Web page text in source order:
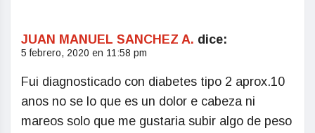
JUAN MANUEL SANCHEZ A. dice:
5 febrero, 2020 en 11:58 pm
Fui diagnosticado con diabetes tipo 2 aprox.10
anos no se lo que es un dolor e cabeza ni
mareos solo que me gustaria subir algo de peso